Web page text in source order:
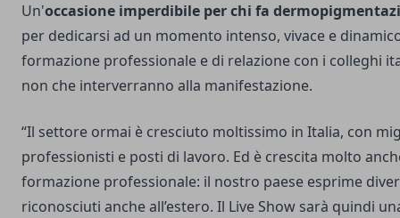
Un'occasione imperdibile per chi fa
per dedicarsi ad un momento intenso, vivace e
formazione professionale e di relazione con i colleghi
non che interverranno alla manifestazione.
“Il settore ormai è cresciuto moltissimo in Italia, con
professionisti e posti di lavoro. Ed è crescita molto
formazione professionale: il nostro paese esprime
riconosciuti anche all’estero. Il Live Show sarà quindi